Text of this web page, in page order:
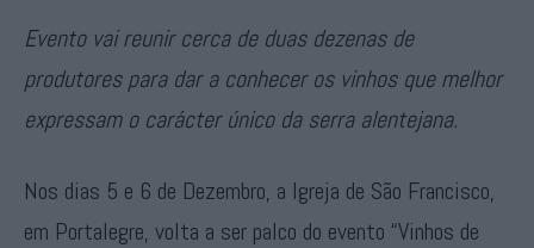
Evento vai reunir cerca de duas dezenas de
produtores para dar a conhecer os vinhos que melhor
expressam o carácter único da serra alentejana.
Nos dias 5 e 6 de Dezembro, a Igreja de São Francisco,
em Portalegre, volta a ser palco do evento “Vinhos de